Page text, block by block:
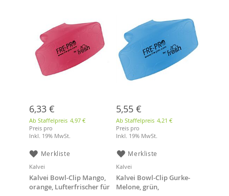
6,33 €
Ab Staffelpreis 4,97 €
Preis pro
Inkl. 19% MwSt.
Merkliste
5,55 €
Ab Staffelpreis 4,21 €
Preis pro
Inkl. 19% MwSt.
Merkliste
Kalvei
Kalvei Bowl-Clip Mango,
orange, Lufterfrischer für
Kalvei
Kalvei Bowl-Clip Gurke-
Melone, grün,